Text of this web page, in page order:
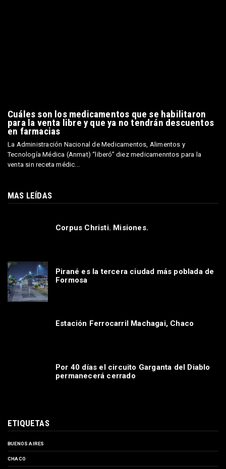
Cuáles son los medicamentos que se habilitaron
para la venta libre y que ya no tendrán descuentos
en farmacias
La Administración Nacional de Medicamentos, Alimentos y
Tecnología Médica (Anmat) “liberó” diez medicamenntos para la
venta sin receta médic...
MAS LEÍDAS
Corpus Christi. Misiones.
Pirané es la tercera ciudad más poblada de
Formosa
Estación Ferrocarril Machagai, Chaco
Por 40 días el circuito Garganta del Diablo
permanecerá cerrado
ETIQUETAS
BUENOS AIRES
CHACO